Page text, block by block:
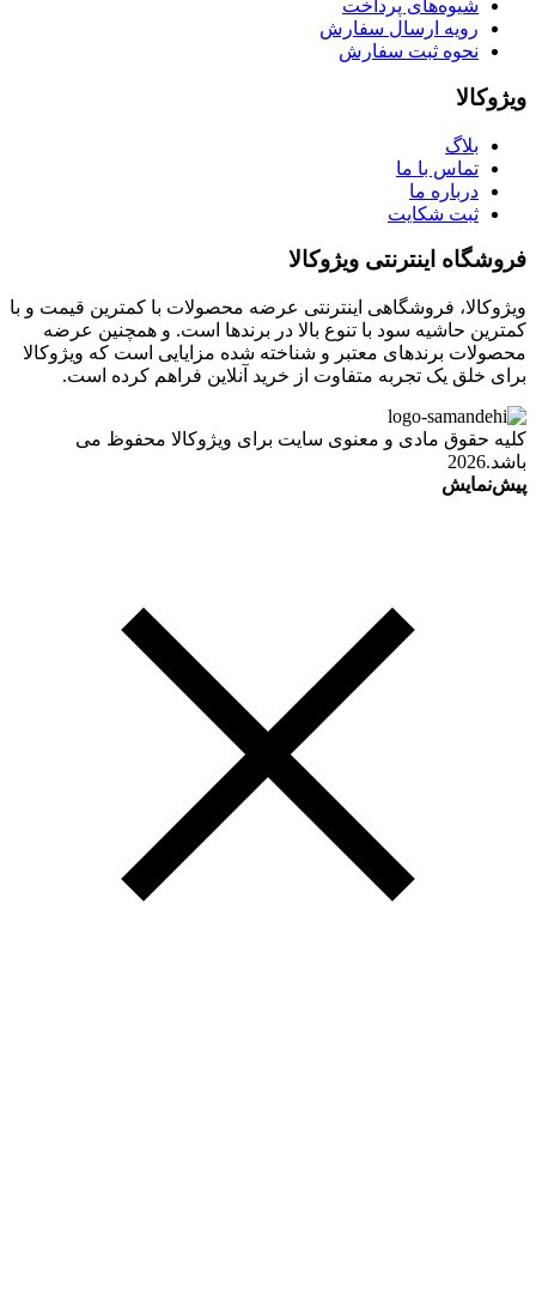
شیوه‌های پرداخت
رویه ارسال سفارش
نحوه ثبت سفارش
ویژوکالا
بلاگ
تماس با ما
درباره ما
ثبت شکایت
فروشگاه اینترنتی ویژوکالا
ویژوکالا، فروشگاهی اینترنتی عرضه محصولات با کمترین قیمت و با
کمترین حاشیه سود با تنوع بالا در برندها است. و همچنین عرضه
محصولات برندهای معتبر و شناخته شده مزایایی است که ویژوکالا
برای خلق یک تجربه متفاوت از خرید آنلاین فراهم کرده است.
کلیه حقوق مادی و معنوی سایت برای ویژوکالا محفوظ می
باشد.2026
پیش‌نمایش